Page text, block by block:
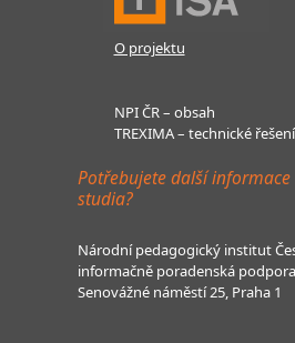
O projektu
NPI ČR – obsah
TREXIMA – technické řešení
Potřebujete další informace
studia?
Národní pedagogický institut
informačně poradenská podpora
Senovážné náměstí 25, Praha 1